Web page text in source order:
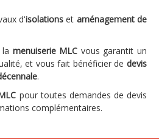
d'isolationset aménagement de
menuiserie MLC vous garantit un
et vous fait bénéficier de devis
.
pour toutes demandes de devis
complémentaires.